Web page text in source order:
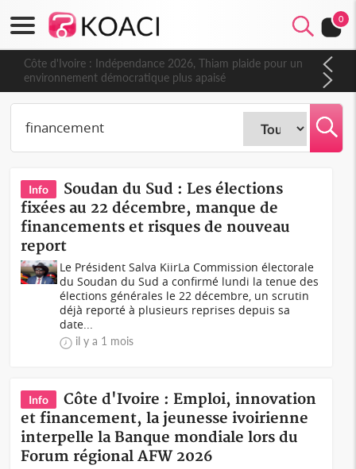
0
Côte d'Ivoire : Indépendance 2026, Thiam plaide pour un
environnement démocratique plus apaisé
Info
Soudan du Sud : Les élections
fixées au 22 décembre, manque de
financements et risques de nouveau
report
Le Président Salva KiirLa Commission électorale
du Soudan du Sud a confirmé lundi la tenue des
élections générales le 22 décembre, un scrutin
déjà reporté à plusieurs reprises depuis sa
date...
il y a 1 mois
Info
Côte d'Ivoire : Emploi, innovation
et financement, la jeunesse ivoirienne
interpelle la Banque mondiale lors du
Forum régional AFW 2026